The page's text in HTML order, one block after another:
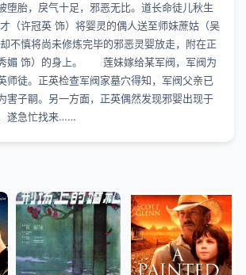
堕胎，戾气十足，邪恶无比。道长命徒儿秋生
才（许冠英 饰）将婴灵的偶人送至师妹蔗姑（吴
不慎将尚未修炼完毕的邪恶灵婴放走，附在正
媚 饰）的身上。 莲妹嫁给某军阀，军阀为
师徒。正英检查军阀家墓穴得知，军阀父亲已
害子嗣。另一方面，正英偶然发现邪婴出现于
遂急忙找来……